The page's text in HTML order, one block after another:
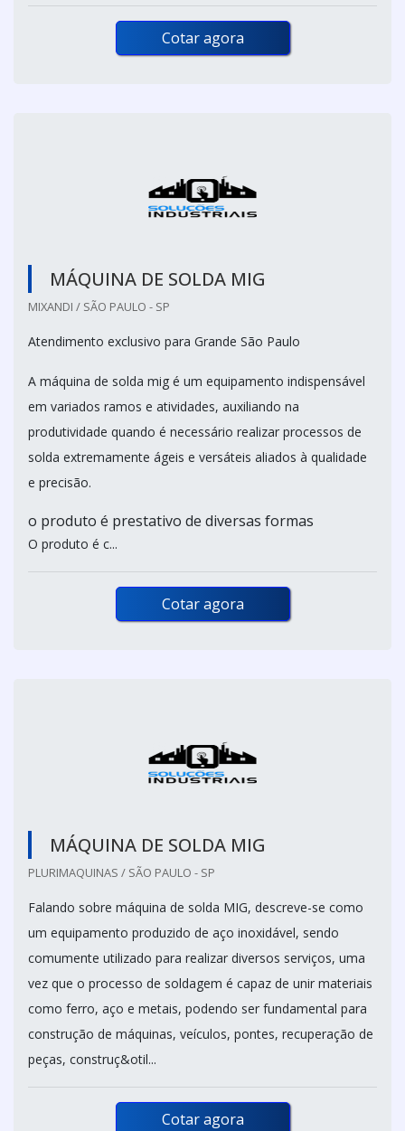
Cotar agora
MÁQUINA DE SOLDA MIG
MIXANDI / SÃO PAULO - SP
Atendimento exclusivo para Grande São Paulo
A máquina de solda mig é um equipamento indispensável
em variados ramos e atividades, auxiliando na
produtividade quando é necessário realizar processos de
solda extremamente ágeis e versáteis aliados à qualidade
e precisão.
o produto é prestativo de diversas formas
O produto é c...
Cotar agora
MÁQUINA DE SOLDA MIG
PLURIMAQUINAS / SÃO PAULO - SP
Falando sobre máquina de solda MIG, descreve-se como
um equipamento produzido de aço inoxidável, sendo
comumente utilizado para realizar diversos serviços, uma
vez que o processo de soldagem é capaz de unir materiais
como ferro, aço e metais, podendo ser fundamental para
construção de máquinas, veículos, pontes, recuperação de
peças, construç&otil...
Cotar agora